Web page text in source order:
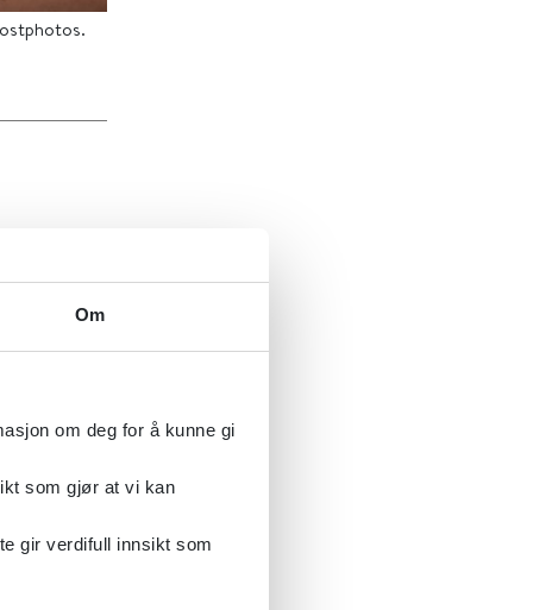
Om
om deg for å kunne gi
som gjør at vi kan
gir verdifull innsikt som
ved
2022;
for
av